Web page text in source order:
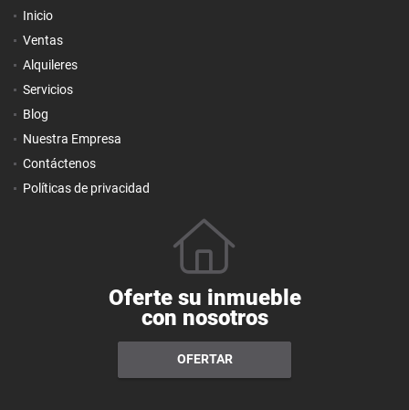
Inicio
Ventas
Alquileres
Servicios
Blog
Nuestra Empresa
Contáctenos
Políticas de privacidad
Oferte su inmueble
con nosotros
OFERTAR